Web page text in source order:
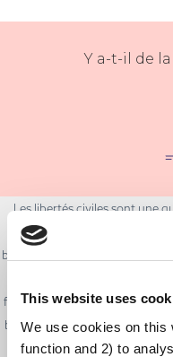
This website uses
We use cookies on this
function and 2) to
Y a-t-il de
Les libertés civiles sont une
large éventail de
bon que les gens soient
fondamentaux, qui constituent
bon d'examiner attentivement
des